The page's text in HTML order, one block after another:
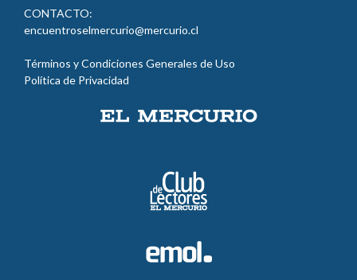
CONTACTO:
encuentroselmercurio@mercurio.cl
Términos y Condiciones Generales de Uso
Política de Privacidad